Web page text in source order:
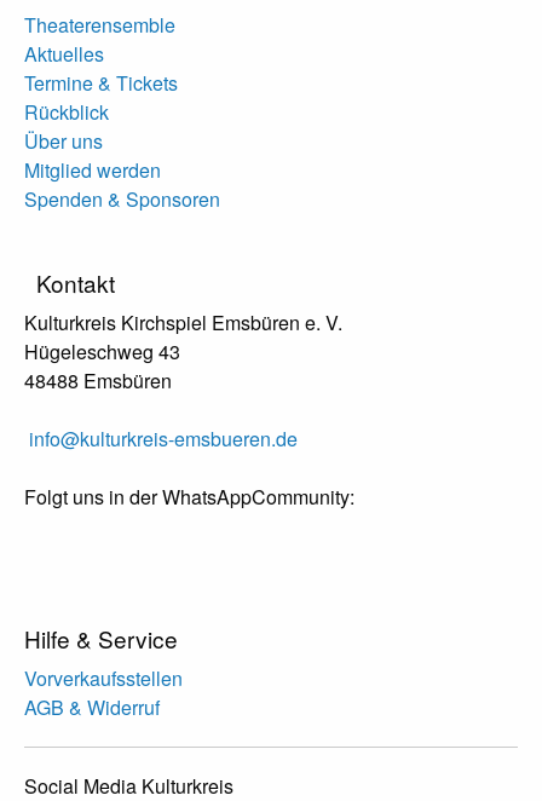
Theaterensemble
Aktuelles
Termine & Tickets
Rückblick
Über uns
Mitglied werden
Spenden & Sponsoren
Kontakt
Kulturkreis Kirchspiel Emsbüren e. V.
Hügeleschweg 43
48488 Emsbüren
info@kulturkreis-emsbueren.de
Folgt uns in der WhatsAppCommunity:
Hilfe & Service
Vorverkaufsstellen
AGB & Widerruf
Social Media Kulturkreis